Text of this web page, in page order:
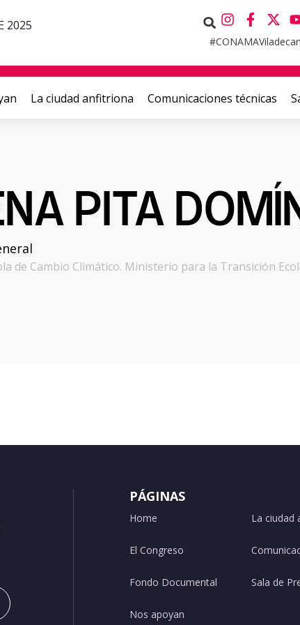
2025
La ciudad anfitriona Comunicaciones técnicas
PITA
de Cambio Climático. Ministerio para la Transición
PÁGINAS
Home
El Congreso
Fondo Documental
Nos apoyan
La ciudad
Sala de